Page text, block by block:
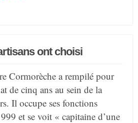
ont choisi
Cormorèche a rempilé pour
de cinq ans au sein de la
Il occupe ses fonctions
et se voit « capitaine d’une